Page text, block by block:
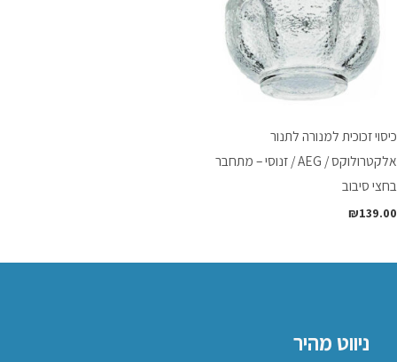
כיסוי זכוכית למנורה לתנור
אלקטרולוקס / AEG / זנוסי – מתחבר
בחצי סיבוב
₪139.00
ניווט מהיר